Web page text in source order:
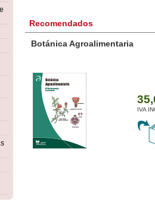
Recomendados
Botánica Agroalimentaria
IVA